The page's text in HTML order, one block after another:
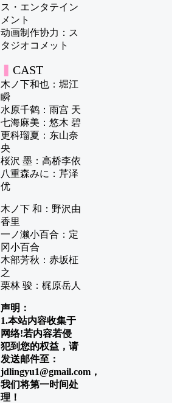
ス・エンタテイン
メント
动画制作协力：ス
タジオコメット
▍ CAST
木ノ下和也：堀江
瞬
水原千鹤：雨宫 天
七海麻美：悠木 碧
更科瑠夏：东山奈
央
桜沢 墨：高桥李依
八重森みに：芹泽
优
木ノ下 和：野沢由
香里
一ノ濑小百合：定
冈小百合
木部芳秋：赤坂柾
之
栗林 骏：梶原岳人
声明：
1.本站内容收集于
网络!若内容若侵
犯到您的权益，请
发送邮件至：
jdlingyu1@gmail.com，
我们将第一时间处
理！